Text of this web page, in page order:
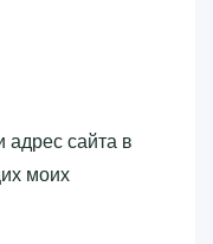
сайта в
моих